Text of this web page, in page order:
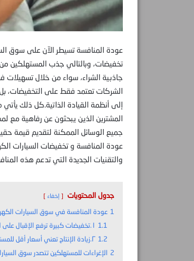
عودة المنافسة تسيطر الآن على سوق
تخفيضات، وبالتالي جذب المستهلكين
جاذبية الشراء، سواء من خلال تسهيلات
الشركات تعتمد فقط على التخفيضات،
إلى أنظمة القيادة الذاتية.كل ذلك
المشترين الذين يبحثون عن رفاهية مع
جميع الوسائل الممكنة لتقديم قيمة
عودة المنافسة و تخفيضات السيارات
والتقنيات الجديدة التي تدعم هذه
جدول المحتويات إخفاء
1 عودة المنافسة في سوق السيارات
1.1 ١.تخفيضات كبيرة ترفع الإقبال على السيارات الكهربائية الفاخرة
1.2 ٢.زيادة الإنتاج تعني أسعار أقل للمستهلكين
2 الإغراءات للمستهلكين تتصدر سوق